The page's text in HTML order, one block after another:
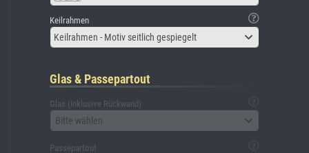
Keilrahmen
Keilrahmen - Motiv seitlich gespiegelt
Glas & Passepartout
Glas (inklusive Rückwand)
Bitte wählen
Passepartout